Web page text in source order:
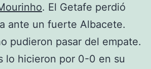
. El Getafe perdió
ante un fuerte Albacete.
pudieron pasar del empate.
lo hicieron por 0-0 en su